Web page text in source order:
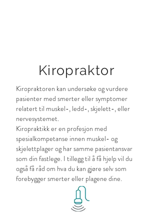
Kiropraktor
Kiropraktoren kan undersøke og vurdere
pasienter med smerter eller symptomer
relatert til muskel-, ledd-, skjelett-, eller
nervesystemet.
Kiropraktikk er en profesjon med
spesialkompetanse innen muskel- og
skjelettplager og har samme pasientansvar
som din fastlege. I tillegg til å få hjelp vil du
også få råd om hva du kan gjøre selv som
forebygger smerter eller plagene dine.